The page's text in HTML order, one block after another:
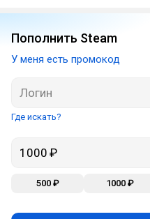
Пополнить Steam
У меня есть промокод
Где искать?
500 ₽ 1000 ₽